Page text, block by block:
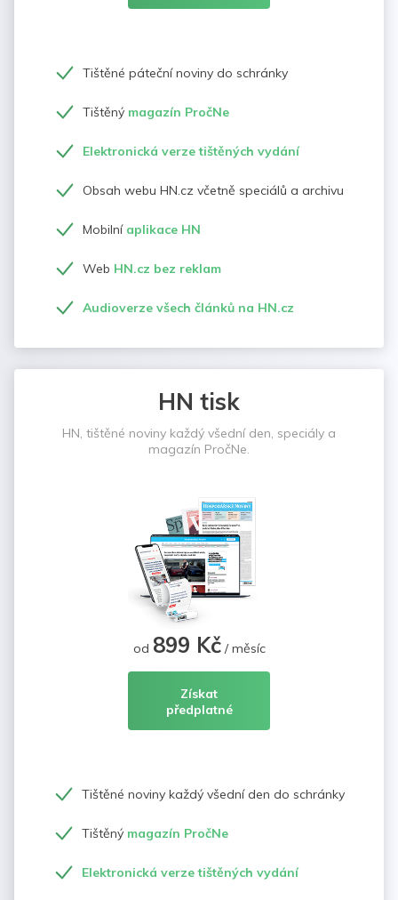
Tištěné páteční noviny do schránky
Tištěný magazín PročNe
Elektronická verze tištěných vydání
Obsah webu HN.cz včetně speciálů a archivu
Mobilní aplikace HN
Web HN.cz bez reklam
Audioverze všech článků na HN.cz
HN tisk
HN, tištěné noviny každý všední den, speciály a
magazín PročNe.
od 899 Kč/ měsíc
Získat
předplatné
Tištěné noviny každý všední den do schránky
Tištěný magazín PročNe
Elektronická verze tištěných vydání